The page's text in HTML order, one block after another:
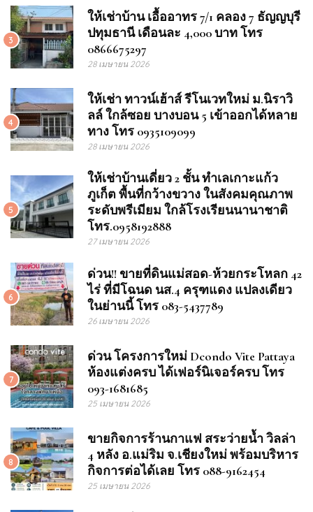
3
ให้เช่าบ้าน เอื้ออาทร 7/1 คลอง 7 ธัญญบุรี
ปทุมธานี เดือนละ 4,000 บาท โทร
0866675297
28 เมษายน 2026
4
ให้เช่า ทาวน์เฮ้าส์ รีโนเวทใหม่ ม.นิราวิ
ลล์ ใกล้ซอย บางบอน 5 เข้าออกได้หลาย
ทาง โทร 0935109099
28 เมษายน 2026
5
ให้เช่าบ้านเดี่ยว 2 ชั้น ทำเลเกาะแก้ว
ภูเก็ต พื้นที่กว้างขวาง ในสังคมคุณภาพ
ระดับพรีเมียม ใกล้โรงเรียนนานาชาติ
โทร.0958192888
27 เมษายน 2026
6
ด่วน!! ขายที่ดินแม่สอด-ห้วยกระโหลก 42
ไร่ ที่มีโฉนด นส.4 ครุฑแดง แปลงเดียว
ในย่านนี้ โทร 083-5437789
26 เมษายน 2026
7
ด่วน โครงการใหม่ Dcondo Vite Pattaya
ห้องแต่งครบ ได้เฟอร์นิเจอร์ครบ โทร
093-1681685
25 เมษายน 2026
8
ขายกิจการร้านกาแฟ สระว่ายน้ำ วิลล่า
4 หลัง อ.แม่ริม จ.เชียงใหม่ พร้อมบริหาร
กิจการต่อได้เลย โทร 088-9162454
25 เมษายน 2026